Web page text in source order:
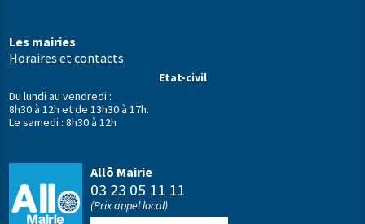
Les mairies
Horaires et contacts
Etat-civil
Du lundi au vendredi :
8h30 à 12h et de 13h30 à 17h.
Le samedi : 8h30 à 12h
Allô Mairie
03 23 05 11 11
(Prix appel local)